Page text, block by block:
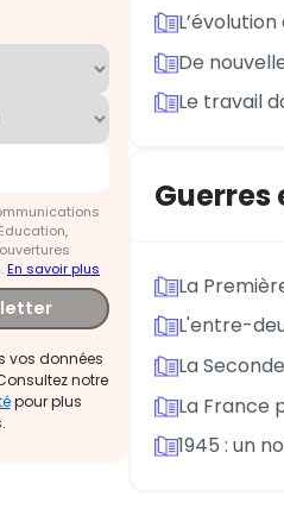
En savoir plus
vos données
notre
pour plus
De
Le travail
Guerres
La
L'entre-
La
La France
1945 : un